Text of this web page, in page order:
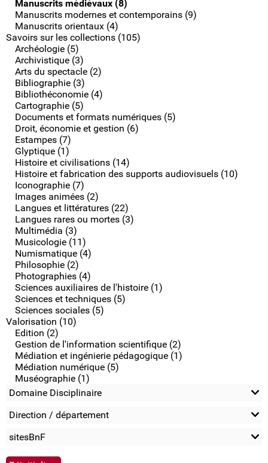
Manuscrits médiévaux (8)
Manuscrits modernes et contemporains (9)
Manuscrits orientaux (4)
Savoirs sur les collections (105)
Archéologie (5)
Archivistique (3)
Arts du spectacle (2)
Bibliographie (3)
Bibliothéconomie (4)
Cartographie (5)
Documents et formats numériques (5)
Droit, économie et gestion (6)
Estampes (7)
Glyptique (1)
Histoire et civilisations (14)
Histoire et fabrication des supports audiovisuels (10)
Iconographie (7)
Images animées (2)
Langues et littératures (22)
Langues rares ou mortes (3)
Multimédia (3)
Musicologie (11)
Numismatique (4)
Philosophie (2)
Photographies (4)
Sciences auxiliaires de l'histoire (1)
Sciences et techniques (5)
Sciences sociales (5)
Valorisation (10)
Edition (2)
Gestion de l'information scientifique (2)
Médiation et ingénierie pédagogique (1)
Médiation numérique (5)
Muséographie (1)
Domaine Disciplinaire
Direction / département
sitesBnF